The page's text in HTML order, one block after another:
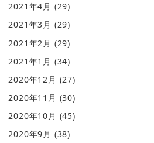
2021年4月 (29)
2021年3月 (29)
2021年2月 (29)
2021年1月 (34)
2020年12月 (27)
2020年11月 (30)
2020年10月 (45)
2020年9月 (38)